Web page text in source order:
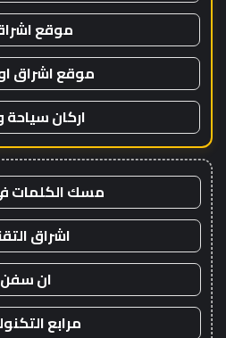
موقع
موقع اشراق
اركان
مسك الكلمات
اشراق
ان سفن
مرابع